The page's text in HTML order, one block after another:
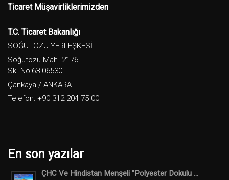
Ticaret Müşavirliklerimizden
T.C. Ticaret Bakanlığı
SÖĞÜTÖZÜ YERLEŞKESİ
Söğütözü Mah. 2176.
Sk. No:63 06530
Çankaya / ANKARA
Telefon: +90 312 204 75 00
En son yazılar
ÇHC Ve Hindistan Menşeli "Polyester Dokulu ...